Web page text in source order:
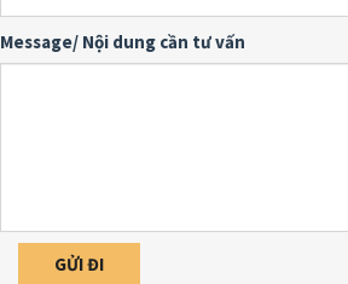
Message/ Nội dung cần tư vấn